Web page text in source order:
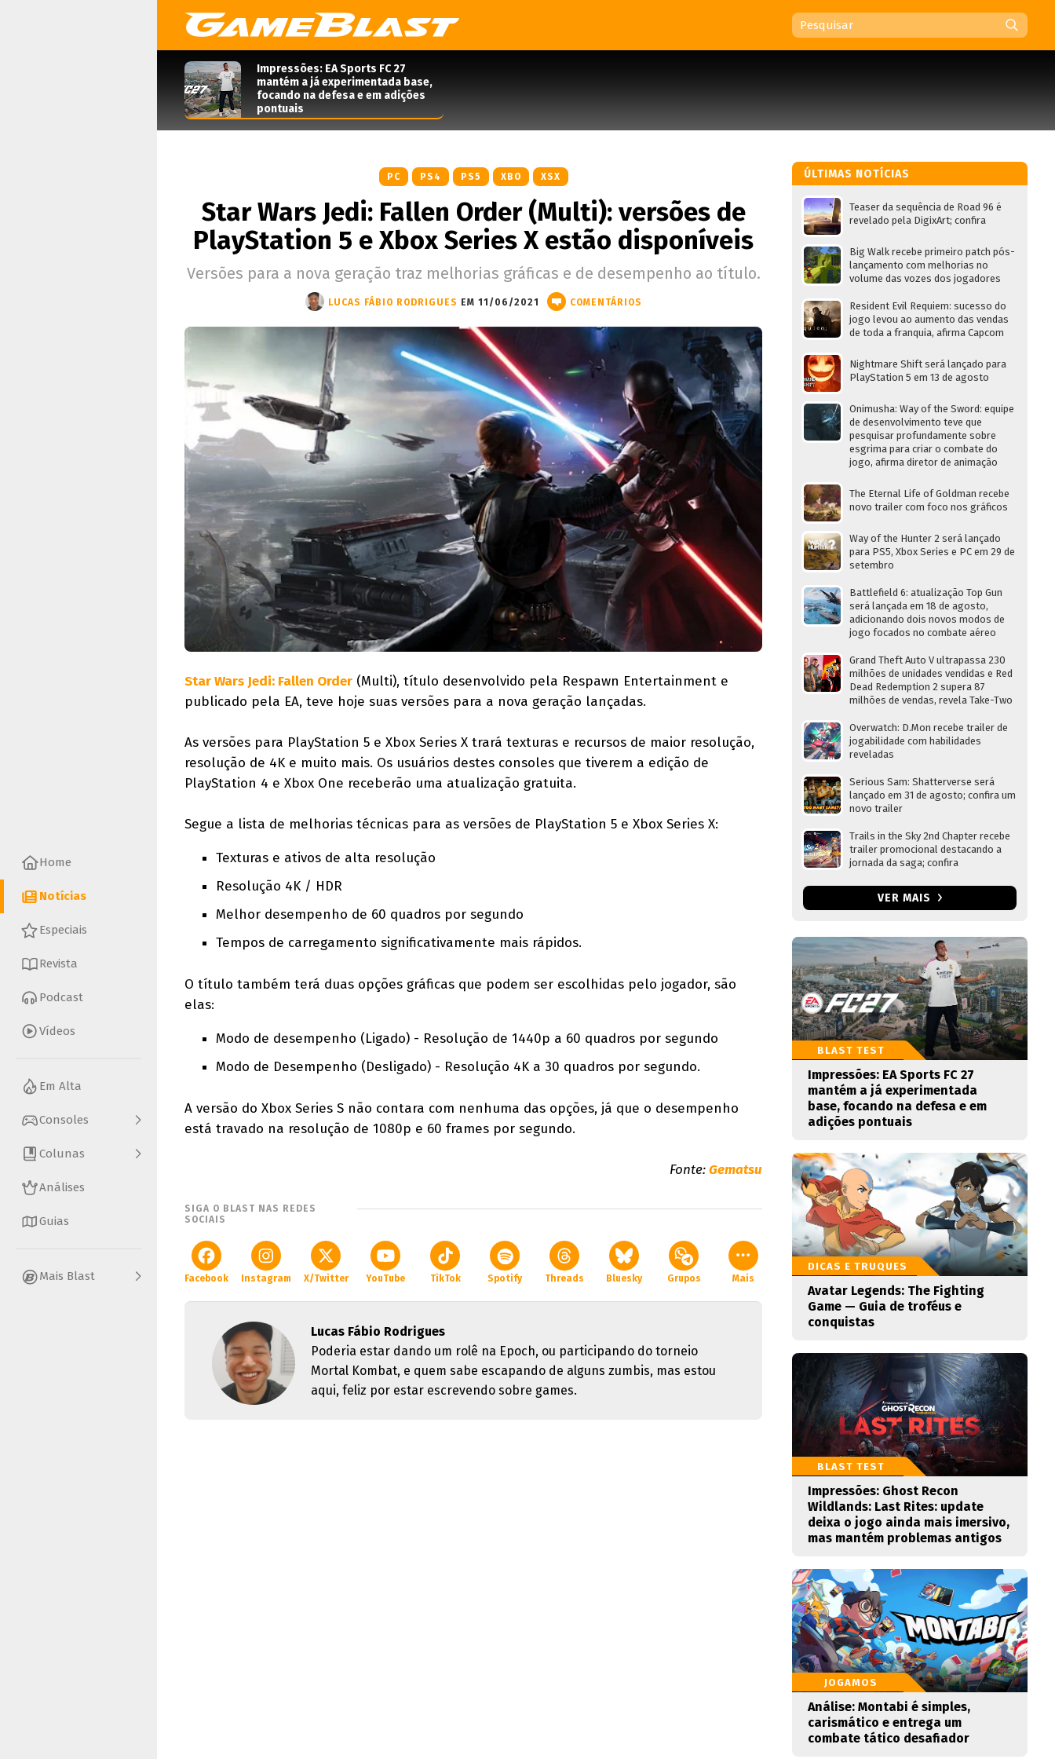
Home
Notícias
Especiais
Revista
Podcast
Vídeos
Em Alta
Consoles
Colunas
Análises
Guias
Mais Blast
Impressões: EA Sports FC 27
mantém a já experimentada base,
focando na defesa e em adições
pontuais
PC PS4 PS5 XBO XSX
Star Wars Jedi: Fallen Order (Multi): versões de
PlayStation 5 e Xbox Series X estão disponíveis
Versões para a nova geração traz melhorias gráficas e de desempenho ao título.
LUCAS FÁBIO RODRIGUES EM 11/06/2021 COMENTÁRIOS
Star Wars Jedi: Fallen Order (Multi), título desenvolvido pela Respawn Entertainment e
publicado pela EA, teve hoje suas versões para a nova geração lançadas.
As versões para PlayStation 5 e Xbox Series X trará texturas e recursos de maior resolução,
resolução de 4K e muito mais. Os usuários destes consoles que tiverem a edição de
PlayStation 4 e Xbox One receberão uma atualização gratuita.
Segue a lista de melhorias técnicas para as versões de PlayStation 5 e Xbox Series X:
Texturas e ativos de alta resolução
Resolução 4K / HDR
Melhor desempenho de 60 quadros por segundo
Tempos de carregamento significativamente mais rápidos.
O título também terá duas opções gráficas que podem ser escolhidas pelo jogador, são
elas:
Modo de desempenho (Ligado) - Resolução de 1440p a 60 quadros por segundo
Modo de Desempenho (Desligado) - Resolução 4K a 30 quadros por segundo.
A versão do Xbox Series S não contara com nenhuma das opções, já que o desempenho
está travado na resolução de 1080p e 60 frames por segundo.
Fonte:Gematsu
SIGA O BLAST NAS REDES
SOCIAIS
Facebook Instagram X/Twitter YouTube TikTok Spotify Threads Bluesky Grupos Mais
Lucas Fábio Rodrigues
Poderia estar dando um rolê na Epoch, ou participando do torneio
Mortal Kombat, e quem sabe escapando de alguns zumbis, mas estou
aqui, feliz por estar escrevendo sobre games.
ÚLTIMAS NOTÍCIAS
Teaser da sequência de Road 96 é
revelado pela DigixArt; confira
Big Walk recebe primeiro patch pós-
lançamento com melhorias no
volume das vozes dos jogadores
Resident Evil Requiem: sucesso do
jogo levou ao aumento das vendas
de toda a franquia, afirma Capcom
Nightmare Shift será lançado para
PlayStation 5 em 13 de agosto
Onimusha: Way of the Sword: equipe
de desenvolvimento teve que
pesquisar profundamente sobre
esgrima para criar o combate do
jogo, afirma diretor de animação
The Eternal Life of Goldman recebe
novo trailer com foco nos gráficos
Way of the Hunter 2 será lançado
para PS5, Xbox Series e PC em 29 de
setembro
Battlefield 6: atualização Top Gun
será lançada em 18 de agosto,
adicionando dois novos modos de
jogo focados no combate aéreo
Grand Theft Auto V ultrapassa 230
milhões de unidades vendidas e Red
Dead Redemption 2 supera 87
milhões de vendas, revela Take-Two
Overwatch: D.Mon recebe trailer de
jogabilidade com habilidades
reveladas
Serious Sam: Shatterverse será
lançado em 31 de agosto; confira um
novo trailer
Trails in the Sky 2nd Chapter recebe
trailer promocional destacando a
jornada da saga; confira
VER MAIS
BLAST TEST
Impressões: EA Sports FC 27
mantém a já experimentada
base, focando na defesa e em
adições pontuais
DICAS E TRUQUES
Avatar Legends: The Fighting
Game — Guia de troféus e
conquistas
BLAST TEST
Impressões: Ghost Recon
Wildlands: Last Rites: update
deixa o jogo ainda mais imersivo,
mas mantém problemas antigos
JOGAMOS
Análise: Montabi é simples,
carismático e entrega um
combate tático desafiador